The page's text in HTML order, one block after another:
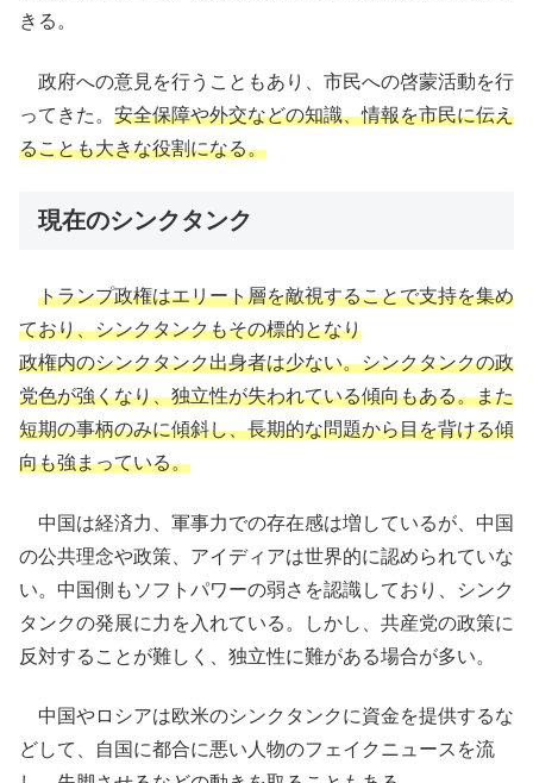
きる。
政府への意見を行うこともあり、市民への啓蒙活動を行
ってきた。 安全保障や外交などの知識、情報を市民に伝え
ることも大きな役割になる。
現在のシンクタンク
トランプ政権はエリート層を敵視することで支持を集め
ており、シンクタンクもその標的となり
政権内のシンクタンク出身者は少ない。シンクタンクの政
党色が強くなり、独立性が失われている傾向もある。また
短期の事柄のみに傾斜し、長期的な問題から目を背ける傾
向も強まっている。
中国は経済力、軍事力での存在感は増しているが、中国
の公共理念や政策、アイディアは世界的に認められていな
い。中国側もソフトパワーの弱さを認識しており、シンク
タンクの発展に力を入れている。しかし、共産党の政策に
反対することが難しく、独立性に難がある場合が多い。
中国やロシアは欧米のシンクタンクに資金を提供するな
どして、自国に都合に悪い人物のフェイクニュースを流